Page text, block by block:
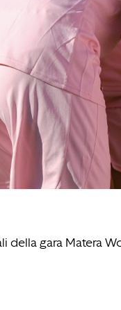
della gara Matera